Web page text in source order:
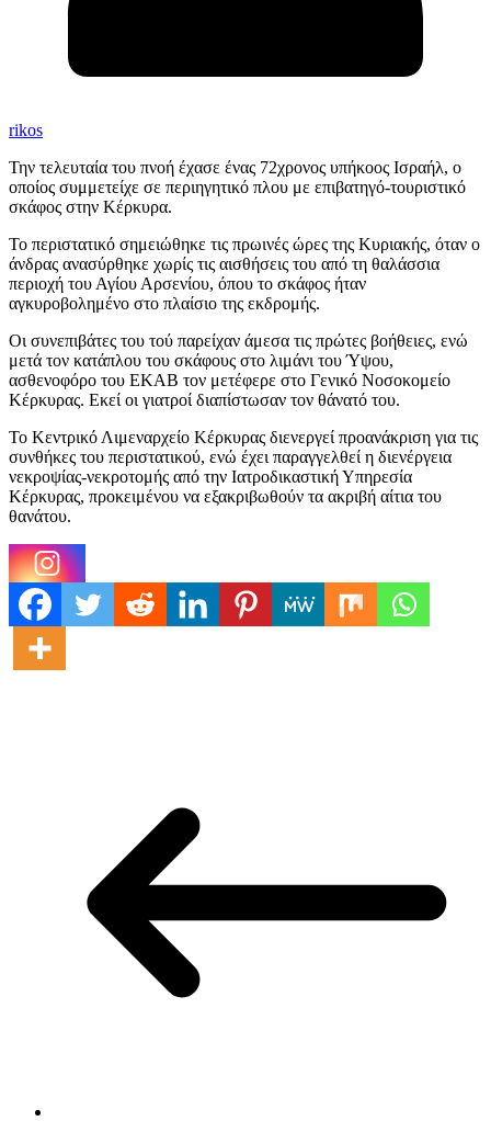
rikos
Την τελευταία του πνοή έχασε ένας 72χρονος υπήκοος Ισραήλ, ο
οποίος συμμετείχε σε περιηγητικό πλου με επιβατηγό-τουριστικό
σκάφος στην Κέρκυρα.
Το περιστατικό σημειώθηκε τις πρωινές ώρες της Κυριακής, όταν ο
άνδρας ανασύρθηκε χωρίς τις αισθήσεις του από τη θαλάσσια
περιοχή του Αγίου Αρσενίου, όπου το σκάφος ήταν
αγκυροβολημένο στο πλαίσιο της εκδρομής.
Οι συνεπιβάτες του τού παρείχαν άμεσα τις πρώτες βοήθειες, ενώ
μετά τον κατάπλου του σκάφους στο λιμάνι του Ύψου,
ασθενοφόρο του ΕΚΑΒ τον μετέφερε στο Γενικό Νοσοκομείο
Κέρκυρας. Εκεί οι γιατροί διαπίστωσαν τον θάνατό του.
Το Κεντρικό Λιμεναρχείο Κέρκυρας διενεργεί προανάκριση για τις
συνθήκες του περιστατικού, ενώ έχει παραγγελθεί η διενέργεια
νεκροψίας-νεκροτομής από την Ιατροδικαστική Υπηρεσία
Κέρκυρας, προκειμένου να εξακριβωθούν τα ακριβή αίτια του
θανάτου.